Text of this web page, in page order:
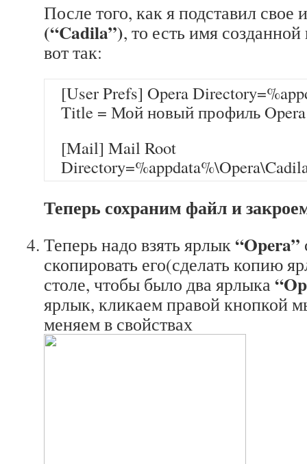
После того, как я подставил свое
(“Cadila”), то есть имя
вот так:
[User Prefs] Opera
Title = Мой новый профиль
[Mail] Mail Root
Теперь сохраним файл и
Теперь надо взять ярлык“Opera”
скопировать его(сделать копию
столе, чтобы было два ярлыка
ярлык, кликаем правой кнопкой
меняем в свойствах